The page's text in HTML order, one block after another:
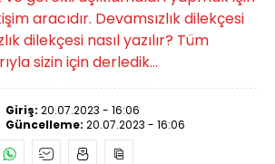
aracıdır. Devamsızlık dilekçesi
dilekçesi nasıl yazılır? Tüm
sizin için derledik…
Giriş: 20.07.2023 - 16:06
Güncelleme: 20.07.2023 - 16:06